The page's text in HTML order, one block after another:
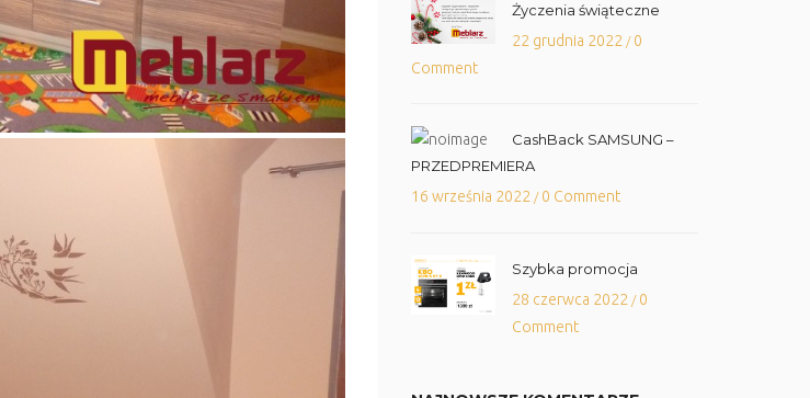
Życzenia świąteczne
22 grudnia 2022 /0
Comment
CashBack SAMSUNG –
PRZEDPREMIERA
16 września 2022 /0 Comment
Szybka promocja
28 czerwca 2022 /0
Comment